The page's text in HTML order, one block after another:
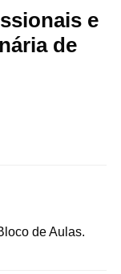
e
de
de Aulas.